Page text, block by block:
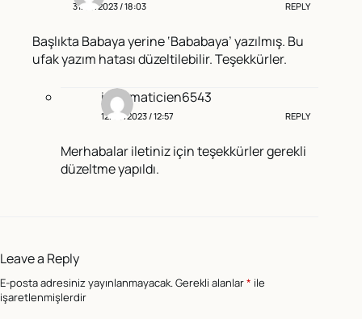
31/05/2023 / 18:03 REPLY
Başlıkta Babaya yerine ‘Bababaya’ yazılmış. Bu
ufak yazım hatası düzeltilebilir. Teşekkürler.
informaticien6543
12/06/2023 / 12:57 REPLY
Merhabalar iletiniz için teşekkürler gerekli
düzeltme yapıldı.
Leave a Reply
E-posta adresiniz yayınlanmayacak.Gerekli alanlar* ile
işaretlenmişlerdir